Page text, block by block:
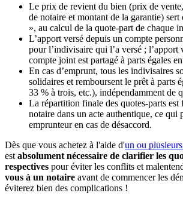
Le prix de revient du bien (prix de
de notaire et montant de la garantie) sert
», au calcul de la quote-part de chaque
L’apport versé depuis un compte
pour l’indivisaire qui l’a versé ; l’apport
compte joint est partagé à parts égales
En cas d’emprunt, tous les indivisaires
solidaires et remboursent le prêt à parts
33 % à trois, etc.), indépendamment de
La répartition finale des quotes-parts est
notaire dans un acte authentique, ce qui
emprunteur en cas de désaccord.
Dès que vous achetez à l'aide d'un ou
est absolument nécessaire de clarifier les
respectives pour éviter les conflits et
vous à un notaire avant de commencer les
éviterez bien des complications !